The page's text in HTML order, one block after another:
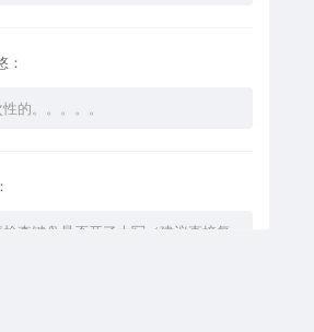
：
的。。。。。
检查键盘是否开了大写（建议直接复